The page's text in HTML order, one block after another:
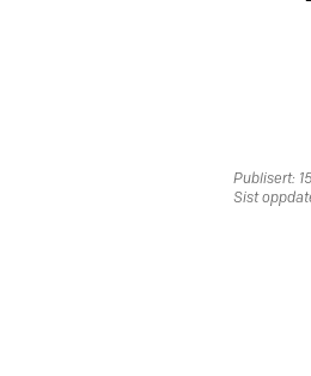
Publisert:
Sist